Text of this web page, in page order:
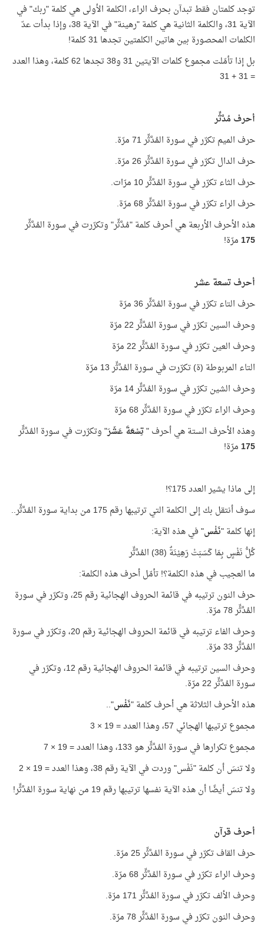
توجد كلمتان فقط تبدآن بحرف الراء، الكلمة الأولى هي كلمة "ربك" في
الآية 31، والكلمة الثانية هي كلمة "رهينة" في الآية 38، وإذا بدأت عدّ
الكلمات المحصورة بين هاتين الكلمتين تجدها 31 كلمة!
بل إذا تأمّلت مجموع كلمات الآيتين 31 و38 تجدها 62 كلمة، وهذا العدد
= 31 + 31
أحرف مُدَّثِّر
حرف الميم تكرّر في سورة المُدَّثِّر 71 مرّة.
حرف الدال تكرّر في سورة المُدَّثِّر 26 مرّة.
حرف الثاء تكرّر في سورة المُدَّثِّر 10 مرّات.
حرف الراء تكرّر في سورة المُدَّثِّر 68 مرّة.
هذه الأحرف الأربعة هي أحرف كلمة "مُدَّثِّر" وتكرّرت في سورة المُدَّثِّر
175مرّة!
أحرف تسعة عشر
حرف التاء تكرّر في سورة المُدَّثِّر 36 مرّة
وحرف السين تكرّر في سورة المُدَّثِّر 22 مرّة
وحرف العين تكرّر في سورة المُدَّثِّر 22 مرّة
التاء المربوطة (ة) تكرّرت في سورة المُدَّثِّر 13 مرّة
وحرف الشين تكرّر في سورة المُدَّثِّر 14 مرّة
وحرف الراء تكرّر في سورة المُدَّثِّر 68 مرّة
وهذه الأحرف الستة هي أحرف "تِسْعَةَ عَشَرَ" وتكرّرت في سورة المُدَّثِّر
175مرّة!
إلى ماذا يشير العدد 175؟!
سوف أنتقل بك إلى الكلمة التي ترتيبها رقم 175 من بداية سورة المُدَّثِّر..
إنها كلمة "نَفْس" في هذه الآية:
كُلُّ نَفْسٍ بِمَا كَسَبَتْ رَهِيْنَةٌ (38) المُدَّثِّر
ما العجيب في هذه الكلمة؟! تأمّل أحرف هذه الكلمة:
حرف النون ترتيبه في قائمة الحروف الهجائية رقم 25، وتكرّر في سورة
المُدَّثِّر 78 مرّة.
وحرف الفاء ترتيبه في قائمة الحروف الهجائية رقم 20، وتكرّر في سورة
المُدَّثِّر 33 مرّة.
وحرف السين ترتيبه في قائمة الحروف الهجائية رقم 12، وتكرّر في
سورة المُدَّثِّر 22 مرّة.
هذه الأحرف الثلاثة هي أحرف كلمة "نَفْس"..
مجموع ترتيبها الهجائي 57، وهذا العدد = 19 × 3
مجموع تكرارها في سورة المُدَّثِّر هو 133، وهذا العدد = 19 × 7
ولا تنسَ أن كلمة "نَفْس" وردت في الآية رقم 38، وهذا العدد = 19 × 2
ولا تنسَ أيضًا أن هذه الآية نفسها ترتيبها رقم 19 من نهاية سورة المُدَّثِّر!
أحرف قرآن
حرف القاف تكرّر في سورة المُدَّثِّر 25 مرّة.
وحرف الراء تكرّر في سورة المُدَّثِّر 68 مرّة.
وحرف الألف تكرّر في سورة المُدَّثِّر 171 مرّة.
وحرف النون تكرّر في سورة المُدَّثِّر 78 مرّة.